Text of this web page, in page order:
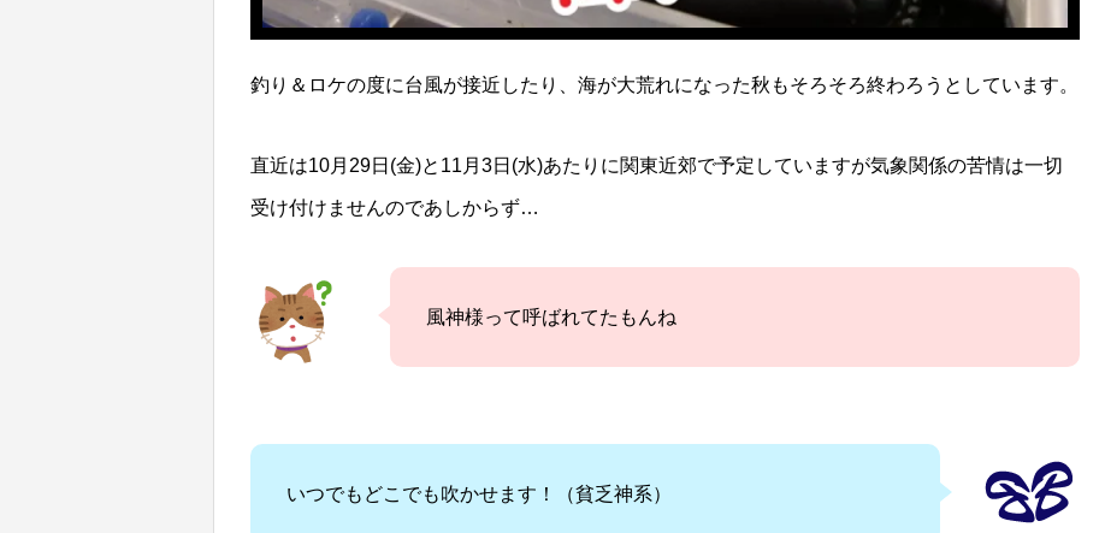
釣り＆ロケの度に台風が接近したり、海が大荒れになった秋もそろそろ終わろうとしています。
直近は10月29日(金)と11月3日(水)あたりに関東近郊で予定していますが気象関係の苦情は一切
受け付けませんのであしからず…
風神様って呼ばれてたもんね
いつでもどこでも吹かせます！（貧乏神系）